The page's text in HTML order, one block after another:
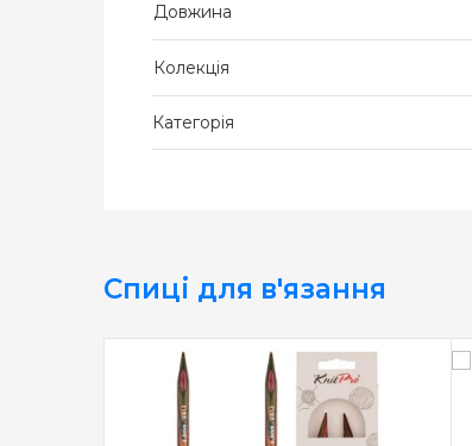
Довжина
Колекція
Категорія
Спиці для в'язання